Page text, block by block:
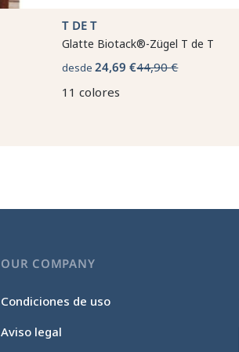
T DE T
Glatte Biotack®-Zügel T de T
desde24,69 €44,90 €
11 colores
OUR COMPANY
Condiciones de uso
Aviso legal